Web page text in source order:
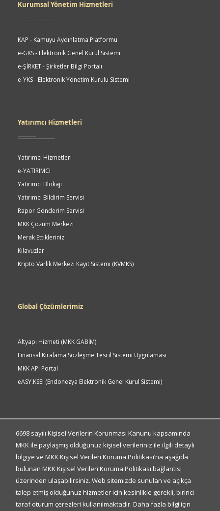
6698 sayılı Kişisel Verilerin Korunması Kanunu kapsamında
MKK ile paylaşmış olduğunuz kişisel verileriniz ile ilgili detaylı
bilgiye ve MKK Kişisel Verileri Koruma Politikası’na aşağıda
bulunan MKK Kişisel Verileri Koruma Politikası bağlantısı
üzerinden ulaşabilirsiniz. Web sitemizde sunulan ve açıkça
talep etmiş olduğunuz hizmetler için kesinlikle gerekli, birinci
taraf oturum çerezleri kullanılmaktadır. Daha fazla bilgi için
Kurumsal Yönetim Hizmetleri
KAP - Kamuyu Aydınlatma Platformu
e-GKS - Elektronik Genel Kurul Sistemi
e-ŞİRKET - Şirketler Bilgi Portalı
e-YKS - Elektronik Yönetim Kurulu Sistemi
Yatırımcı Hizmetleri
Yatırımcı Hizmetleri
e-YATIRIMCI
Yatırımcı Blokajı
Yatırımcı Bildirim Servisi
Rapor Gönderim Servisi
MKK Çözüm Merkezi
Merak Ettikleriniz
Kılavuzlar
Kripto Varlık Merkezi Kayıt Sistemi (KVMKS)
Global Çözümlerimiz
Altyapı Hizmeti (MKK GABİM)
Finansal Kiralama Sözleşme Tescil Sistemi Uygulaması
MKK API Portal
eASY.KSEI (Endonezya Elektronik Genel Kurul Sistemi)
Kişisel Verilerin Korunması
Gizlilik Politikası
Bilgi Toplumu Hizmetleri
Sıkça Sorulan Sorular